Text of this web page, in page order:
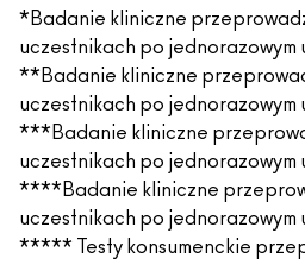
*Badanie kliniczne
uczestnikach po jednorazowym
**Badanie kliniczne
uczestnikach po jednorazowym
***Badanie kliniczne
uczestnikach po jednorazowym
****Badanie kliniczne
uczestnikach po jednorazowym
***** Testy konsumenckie